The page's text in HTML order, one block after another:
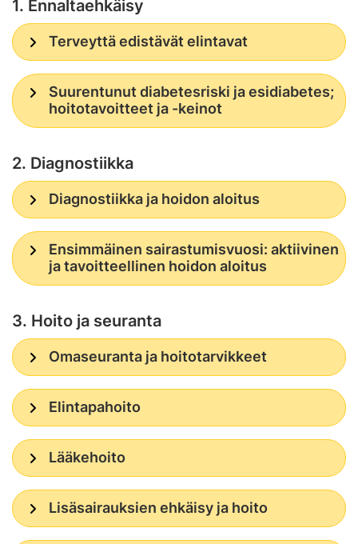
1. Ennaltaehkäisy
Terveyttä edistävät elintavat
Suurentunut diabetesriski ja esidiabetes;
hoitotavoitteet ja -keinot
2. Diagnostiikka
Diagnostiikka ja hoidon aloitus
Ensimmäinen sairastumisvuosi: aktiivinen
ja tavoitteellinen hoidon aloitus
3. Hoito ja seuranta
Omaseuranta ja hoitotarvikkeet
Elintapahoito
Lääkehoito
Lisäsairauksien ehkäisy ja hoito